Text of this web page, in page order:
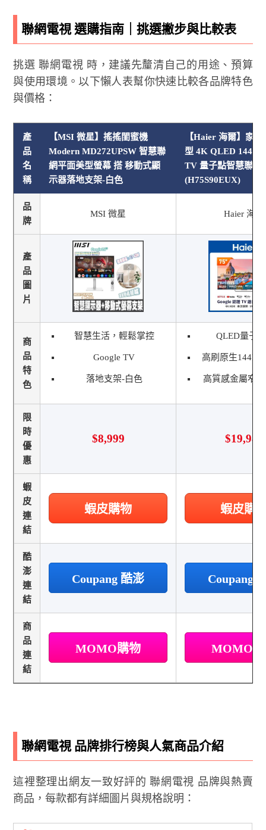
聯網電視 選購指南｜挑選撇步與比較表
挑選 聯網電視 時，建議先釐清自己的用途、預算
與使用環境。以下懶人表幫你快速比較各品牌特色
與價格：
產
品
名
稱
【MSI 微星】搖搖閨蜜機
Modern MD272UPSW 智慧聯
網平面美型螢幕 搭 移動式顯
示器落地支架-白色
【Haier 海爾】家
型 4K QLED 144Hz
TV 量子點智慧聯網
(H75S90EUX)
品
牌
MSI 微星 Haier 海爾
產
品
圖
片
商
品
特
色
智慧生活，輕鬆掌控
Google TV
落地支架-白色
QLED量子
高刷原生144Hz
高質感金屬窄
限
時
優
惠
$8,999 $19,988
蝦
皮
連
結
蝦皮購物 蝦皮購
酷
澎
連
結
Coupang 酷澎 Coupang
商
品
連
結
MOMO購物 MOMO
聯網電視 品牌排行榜與人氣商品介紹
這裡整理出網友一致好評的 聯網電視 品牌與熱賣
商品，每款都有詳細圖片與規格說明：